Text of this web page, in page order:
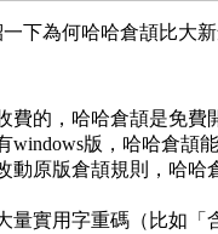
下為何哈哈倉頡比大新
費的，哈哈倉頡是免費
windows版，哈哈倉頡
動原版倉頡規則，哈哈
量實用字重碼（比如「